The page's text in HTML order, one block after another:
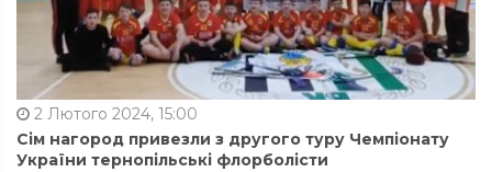
2 Лютого 2024, 15:00
Сім нагород привезли з другого туру Чемпіонату
України тернопільські флорболісти